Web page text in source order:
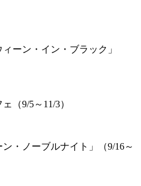
ーン・イン・ブラック」
（9/5～11/3）
・ノーブルナイト」（9/16～